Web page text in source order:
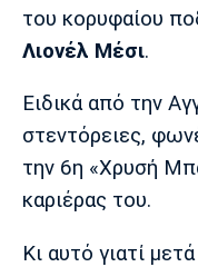
Γιουνάιτεντ
Λίβερπουλ
του κορυφαίου
Λιονέλ Μέσι.
Ειδικά από την
στεντόρειες,
την 6η «Χρυσή
καριέρας του.
Κι αυτό γιατί